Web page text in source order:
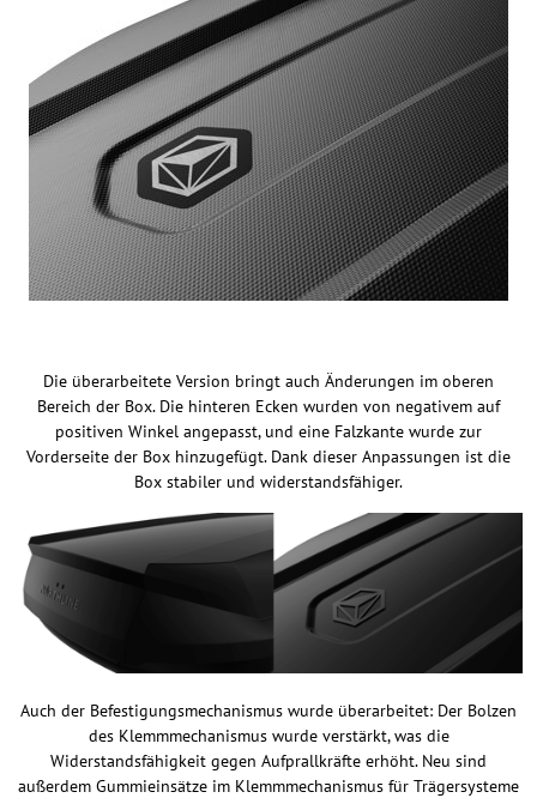
Die überarbeitete Version bringt auch Änderungen im oberen
Bereich der Box. Die hinteren Ecken wurden von negativem auf
positiven Winkel angepasst, und eine Falzkante wurde zur
Vorderseite der Box hinzugefügt. Dank dieser Anpassungen ist die
Box stabiler und widerstandsfähiger.
Auch der Befestigungsmechanismus wurde überarbeitet: Der Bolzen
des Klemmmechanismus wurde verstärkt, was die
Widerstandsfähigkeit gegen Aufprallkräfte erhöht. Neu sind
außerdem Gummieinsätze im Klemmmechanismus für Trägersysteme